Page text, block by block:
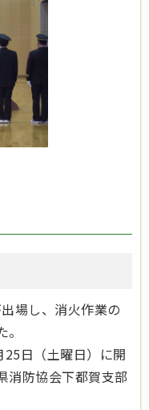
場し、消火作業の
日（土曜日）に開
消防協会下都賀支部